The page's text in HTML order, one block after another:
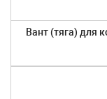
Вант (тяга) для